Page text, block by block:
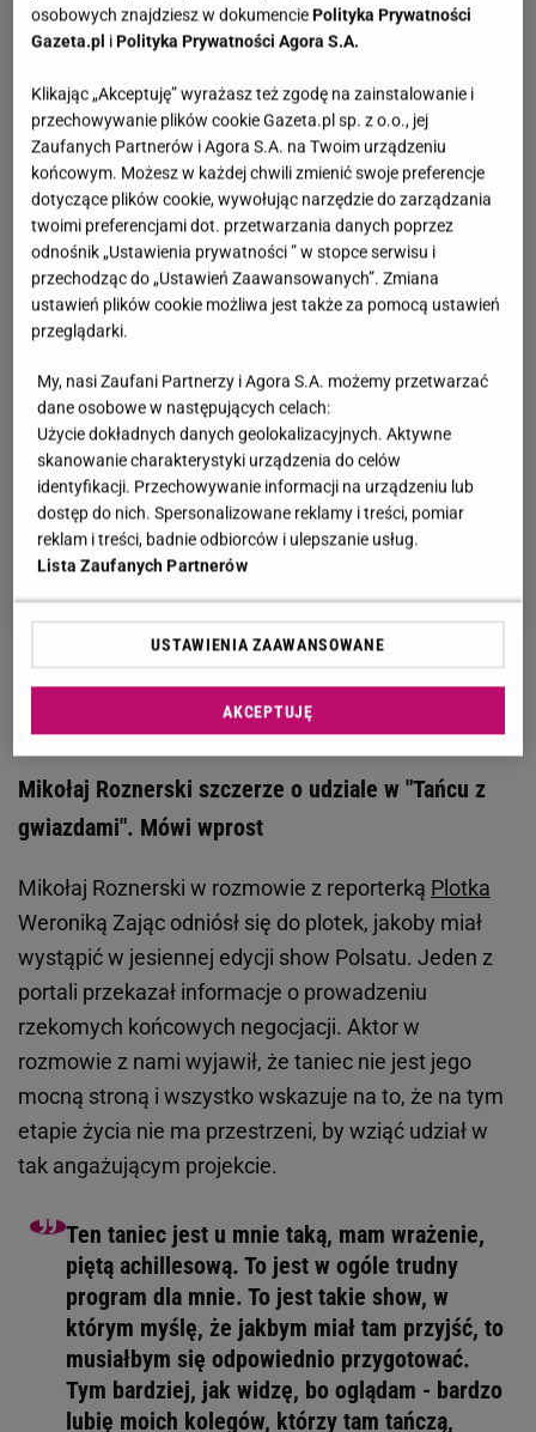
Zobacz wideoRoznerski szczerze o "TzG". Wskazuje
Mikołaj Roznerski szczerze o udziale w "Tańcu z
gwiazdami". Mówi wprost
Mikołaj Roznerski w rozmowie z reporterką Plotka
Weroniką Zając odniósł się do plotek, jakoby miał
wystąpić w jesiennej edycji show Polsatu. Jeden z
portali przekazał informacje o prowadzeniu
rzekomych końcowych negocjacji. Aktor w
rozmowie z nami wyjawił, że taniec nie jest jego
mocną stroną i wszystko wskazuje na to, że na tym
etapie życia nie ma przestrzeni, by wziąć udział w
tak angażującym projekcie.
Ten taniec jest u mnie taką, mam wrażenie,
piętą achillesową. To jest w ogóle trudny
program dla mnie. To jest takie show, w
którym myślę, że jakbym miał tam przyjść, to
musiałbym się odpowiednio przygotować.
Tym bardziej, jak widzę, bo oglądam - bardzo
lubię moich kolegów, którzy tam tańczą,
osobowych znajdziesz w dokumencie Polityka Prywatności
Gazeta.pl i Polityka Prywatności Agora S.A.
Klikając „Akceptuję” wyrażasz też zgodę na zainstalowanie i
przechowywanie plików cookie Gazeta.pl sp. z o.o., jej
Zaufanych Partnerów i Agora S.A. na Twoim urządzeniu
końcowym. Możesz w każdej chwili zmienić swoje preferencje
dotyczące plików cookie, wywołując narzędzie do zarządzania
twoimi preferencjami dot. przetwarzania danych poprzez
odnośnik „Ustawienia prywatności ” w stopce serwisu i
przechodząc do „Ustawień Zaawansowanych”. Zmiana
ustawień plików cookie możliwa jest także za pomocą ustawień
przeglądarki.
My, nasi Zaufani Partnerzy i Agora S.A. możemy przetwarzać
dane osobowe w następujących celach:
Użycie dokładnych danych geolokalizacyjnych. Aktywne
skanowanie charakterystyki urządzenia do celów
identyfikacji. Przechowywanie informacji na urządzeniu lub
dostęp do nich. Spersonalizowane reklamy i treści, pomiar
reklam i treści, badnie odbiorców i ulepszanie usług.
Lista Zaufanych Partnerów
USTAWIENIA ZAAWANSOWANE
AKCEPTUJĘ